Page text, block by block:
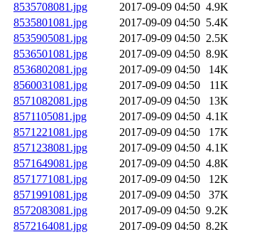
8535708081.jpg
2017-09-09 04:50 4.9K
8535801081.jpg
2017-09-09 04:50 5.4K
8535905081.jpg
2017-09-09 04:50 2.5K
8536501081.jpg
2017-09-09 04:50 8.9K
8536802081.jpg
2017-09-09 04:50
14K
8560031081.jpg
2017-09-09 04:50
11K
8571082081.jpg
2017-09-09 04:50
13K
8571105081.jpg
2017-09-09 04:50 4.1K
8571221081.jpg
2017-09-09 04:50
17K
8571238081.jpg
2017-09-09 04:50 4.1K
8571649081.jpg
2017-09-09 04:50 4.8K
8571771081.jpg
2017-09-09 04:50
12K
8571991081.jpg
2017-09-09 04:50
37K
8572083081.jpg
2017-09-09 04:50 9.2K
8572164081.jpg
2017-09-09 04:50 8.2K